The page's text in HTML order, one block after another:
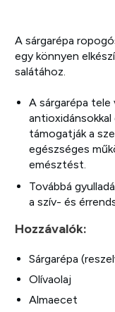
A sárgarépa
egy könnyen
salátához.
A sárgarépa tele
támogatják a
egészséges
emésztést.
️Továbbá
a szív- és
Hozzávalók:
Sárgarépa
Olívaolaj
Almaecet